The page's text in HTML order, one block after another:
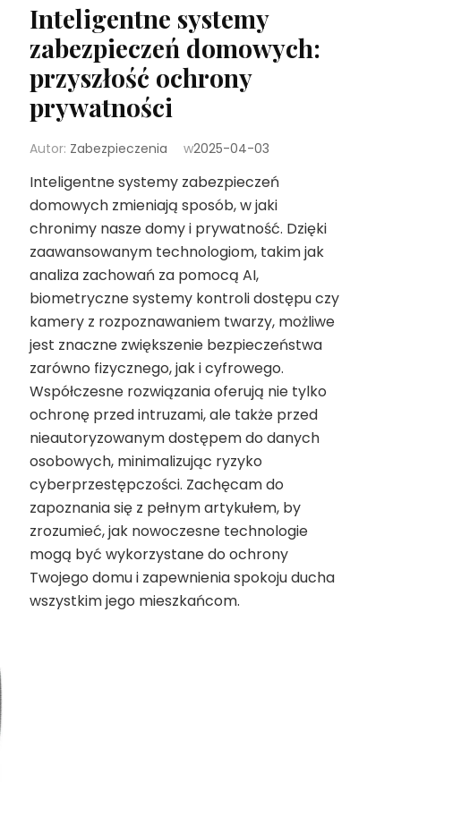
Inteligentne systemy
zabezpieczeń domowych:
przyszłość ochrony
prywatności
Autor: Zabezpieczenia w2025-04-03
Inteligentne systemy zabezpieczeń
domowych zmieniają sposób, w jaki
chronimy nasze domy i prywatność. Dzięki
zaawansowanym technologiom, takim jak
analiza zachowań za pomocą AI,
biometryczne systemy kontroli dostępu czy
kamery z rozpoznawaniem twarzy, możliwe
jest znaczne zwiększenie bezpieczeństwa
zarówno fizycznego, jak i cyfrowego.
Współczesne rozwiązania oferują nie tylko
ochronę przed intruzami, ale także przed
nieautoryzowanym dostępem do danych
osobowych, minimalizując ryzyko
cyberprzestępczości. Zachęcam do
zapoznania się z pełnym artykułem, by
zrozumieć, jak nowoczesne technologie
mogą być wykorzystane do ochrony
Twojego domu i zapewnienia spokoju ducha
wszystkim jego mieszkańcom.